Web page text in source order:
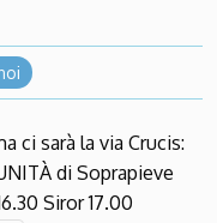
ci sarà la via Crucis:
di Soprapieve
Siror 17.00